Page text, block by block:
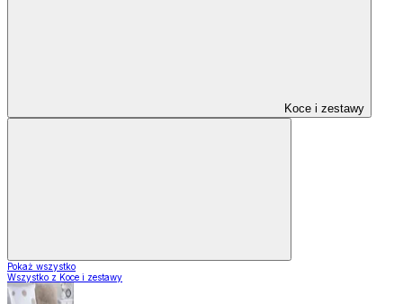
Koce i zestawy
Pokaż wszystko
Wszystko z Koce i zestawy